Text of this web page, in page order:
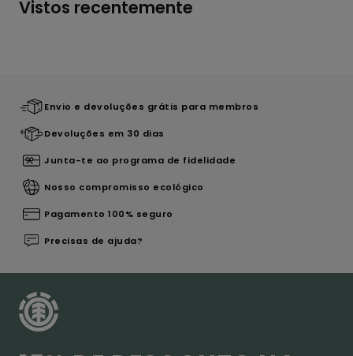
Vistos recentemente
Envio e devoluções grátis para membros
Devoluções em 30 dias
Junta-te ao programa de fidelidade
Nosso compromisso ecológico
Pagamento 100% seguro
Precisas de ajuda?